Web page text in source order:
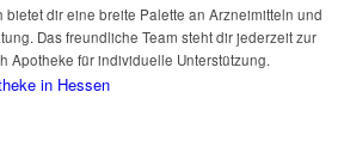
bietet dir eine breite Palette an Arzneimitteln und
Das freundliche Team steht dir jederzeit zur
Apotheke für individuelle Unterstützung.
in Hessen